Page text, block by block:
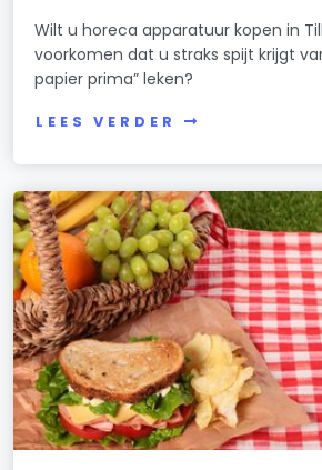
Wilt u horeca apparatuur kopen in
voorkomen dat u straks spijt krijgt
papier prima” leken?
LEES VERDER